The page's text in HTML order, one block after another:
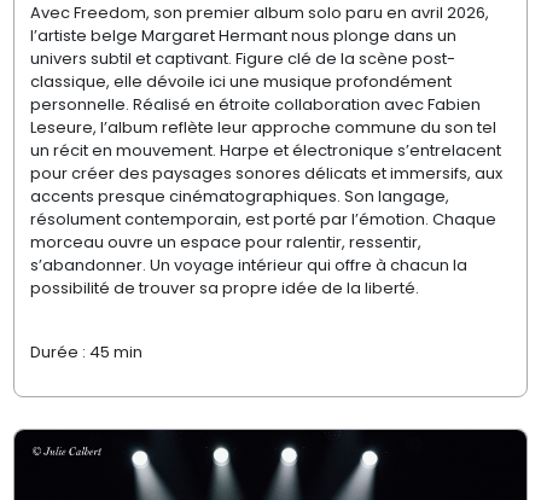
Avec Freedom, son premier album solo paru en avril 2026,
l’artiste belge Margaret Hermant nous plonge dans un
univers subtil et captivant. Figure clé de la scène post-
classique, elle dévoile ici une musique profondément
personnelle. Réalisé en étroite collaboration avec Fabien
Leseure, l’album reflète leur approche commune du son tel
un récit en mouvement. Harpe et électronique s’entrelacent
pour créer des paysages sonores délicats et immersifs, aux
accents presque cinématographiques. Son langage,
résolument contemporain, est porté par l’émotion. Chaque
morceau ouvre un espace pour ralentir, ressentir,
s’abandonner. Un voyage intérieur qui offre à chacun la
possibilité de trouver sa propre idée de la liberté.
Durée : 45 min